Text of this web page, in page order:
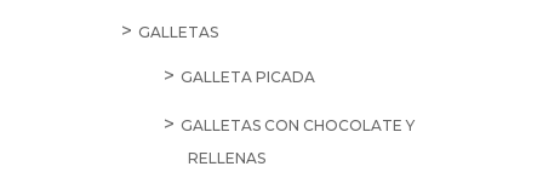
GALLETAS
GALLETA PICADA
GALLETAS CON CHOCOLATE Y
RELLENAS